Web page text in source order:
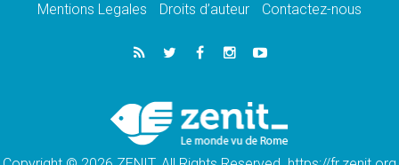
lancement des «dix jours de prière pour la
06.08.2026
Préparatifs des JMJ 2027 à Séoul: «c'est
Chrétiens et confucéens: respect et sagesse
pour relever les «défis urgents»
Mentions Legales
Droits d’auteur Contactez-nous